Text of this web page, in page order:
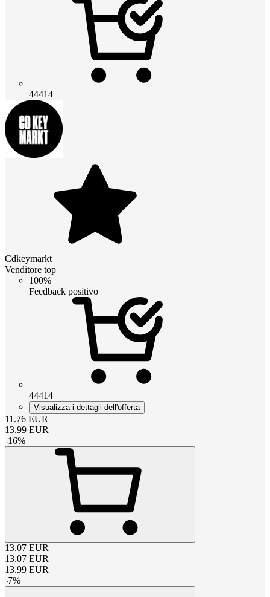
44414
Cdkeymarkt
Venditore top
100%
Feedback positivo
44414
Visualizza i dettagli dell'offerta
11.76 EUR
13.99 EUR
-16%
13.07 EUR
13.07 EUR
13.99 EUR
-7%